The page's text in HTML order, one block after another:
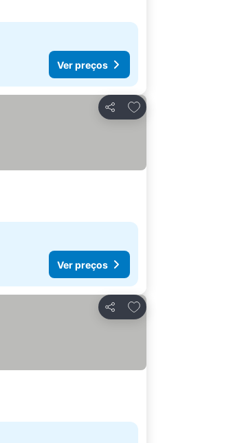
Ver preços
Partilhar
Adicionar aos favoritos
Ver preços
Partilhar
Adicionar aos favoritos